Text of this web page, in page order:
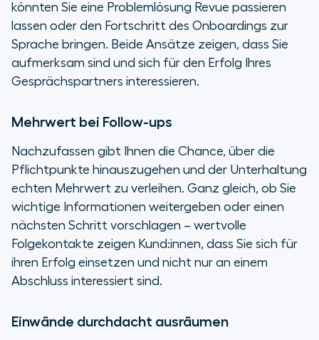
könnten Sie eine Problemlösung Revue passieren
lassen oder den Fortschritt des Onboardings zur
Sprache bringen. Beide Ansätze zeigen, dass Sie
aufmerksam sind und sich für den Erfolg Ihres
Gesprächspartners interessieren.
Mehrwert bei Follow-ups
Nachzufassen gibt Ihnen die Chance, über die
Pflichtpunkte hinauszugehen und der Unterhaltung
echten Mehrwert zu verleihen. Ganz gleich, ob Sie
wichtige Informationen weitergeben oder einen
nächsten Schritt vorschlagen – wertvolle
Folgekontakte zeigen Kund:innen, dass Sie sich für
ihren Erfolg einsetzen und nicht nur an einem
Abschluss interessiert sind.
Einwände durchdacht ausräumen